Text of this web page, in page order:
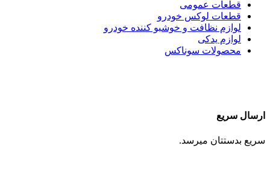
قطعات عمومی
قطعات لوکس خودرو
لوازم نظافت و خوشبو کننده خودرو
لوازم یدکی
محصولات سوناکس
ارسال سریع
سریع بدستتان میرسد.